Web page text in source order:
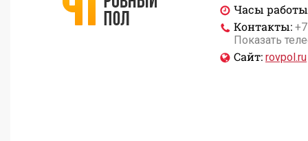
Часы
Контакты:
Показать
Сайт: rovpol.ru